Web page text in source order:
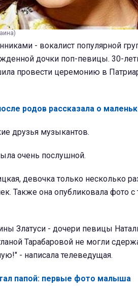
- вокалист популярной
дочки поп-певицы. 30-
провести церемонию в
родов рассказала о
друзья музыкантов.
очень послушной.
девочка только несколько
Также она опубликовала фото с
Златуси - дочери певицы
Тарабаровой не могли
- написала телеведущая.
папой: первые фото малыша